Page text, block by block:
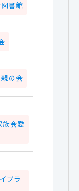
書館
の会
族会愛
ブラ